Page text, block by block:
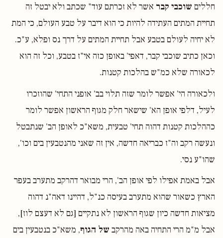
חללים שוכבי קבר אשר לא זכרתם עוד" שכתב ולא יבטל זה
תחיית המתים העתידה להיות כי הוא דיבר על טבע העולם, כי המת
לא יחיה לעולם בטבע אבל תחיית המתים על דרך נס ופלא, ע"כ.
וכאן כתיב שוכבי קבר, דאפי' באופן כזה אי"ז בטבע, וכל זה הוא
לכאורה שלא כמ"ש בהלכות קטנות.
ולכאורה הי' אפשר לומר שזה תלוי בב' אופני התחי' שהוזכרו
לעיל, דלפי אופן הא' שישאר חלק מגוף הראשון אפשר לומר
כההלכות קטנות דהוה תחי' טבעית, משא"כ לאופן הב' שנתבטל
ונעשה רקב וה"ז כבריאה חדשה, אין זה שאני מהנטבעין בים וכו',
שהו"ע נסי.
אבל באמת אפילו לפי אופן הב', הרי מבואר דהרקב מתערב בעפר
הארץ כשאור שהוא מתערב בעיסה כנ"ל, דהיינו דאה"נ דהוה
מציאות חדשה כיון שגוף הראשון לא נתקיים [גם לא דעצם לוז],
אבל מ"מ הרי התחיה באה מהרקב של הגוף, משא"כ בנטבעין בים